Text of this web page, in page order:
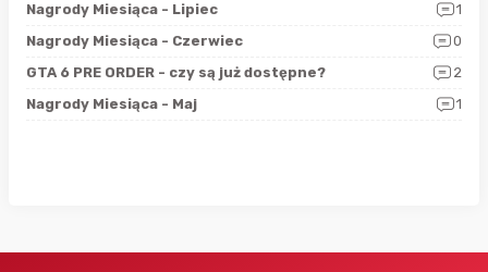
Nagrody Miesiąca - Lipiec
1
Nagrody Miesiąca - Czerwiec
0
GTA 6 PRE ORDER - czy są już dostępne?
2
Nagrody Miesiąca - Maj
1